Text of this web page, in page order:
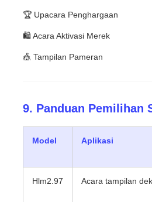
🏆 Upacara Penghargaan
🛍 Acara Aktivasi Merek
🎪 Tampilan Pameran
9. Panduan Pemilihan
Model Aplikasi
Hlm2.97 Acara tampilan